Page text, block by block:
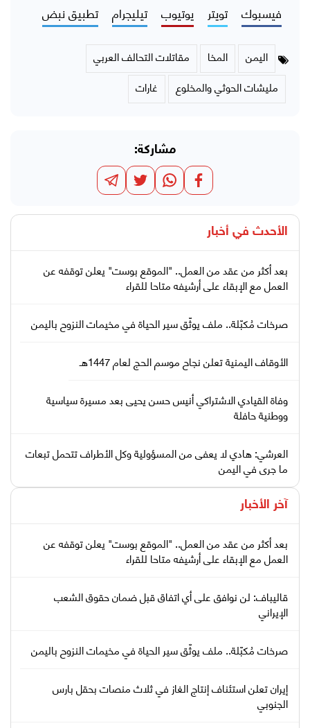
فيسبوك تويتر يوتيوب تيليجرام تطبيق نبض
اليمن المخا
مقاتلات التحالف العربي
مليشات الحوثي والمخلوع
غارات
مشاركة:
الأحدث في أخبار
بعد أكثر من عقد من العمل.. "الموقع بوست" يعلن توقفه عن
العمل مع الإبقاء على أرشيفه متاحا للقراء
صرخات مُكبّلة.. ملف يوثّق سير الحياة في مخيمات النزوح باليمن
الأوقاف اليمنية تعلن نجاح موسم الحج لعام 1447هـ
وفاة القيادي الاشتراكي أنيس حسن يحيى بعد مسيرة سياسية
ووطنية حافلة
العرشي: هادي لا يعفى من المسؤولية وكل الأطراف تتحمل تبعات
ما جرى في اليمن
آخر الأخبار
بعد أكثر من عقد من العمل.. "الموقع بوست" يعلن توقفه عن
العمل مع الإبقاء على أرشيفه متاحا للقراء
قاليباف: لن نوافق على أي اتفاق قبل ضمان حقوق الشعب
الإيراني
صرخات مُكبّلة.. ملف يوثّق سير الحياة في مخيمات النزوح باليمن
إيران تعلن استئناف إنتاج الغاز في ثلاث منصات بحقل بارس
الجنوبي